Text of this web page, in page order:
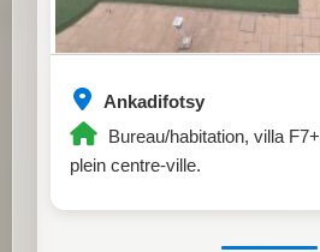
Ankadifotsy
Bureau/habitation, villa
plein centre-ville.